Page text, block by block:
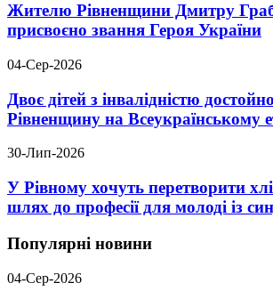
Жителю Рівненщини Дмитру
присвоєно звання Героя України
04-Сер-2026
Двоє дітей з інвалідністю
Рівненщину на Всеукраїнському
30-Лип-2026
У Рівному хочуть перетворити
шлях до професії для молоді із
Популярні новини
04-Сер-2026